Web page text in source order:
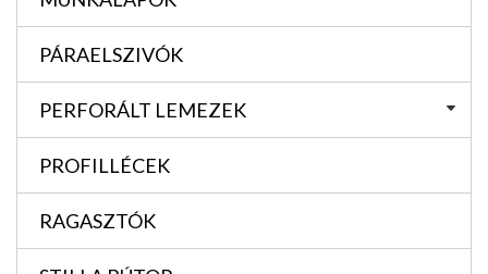
PÁRAELSZIVÓK
PERFORÁLT LEMEZEK
PROFILLÉCEK
RAGASZTÓK